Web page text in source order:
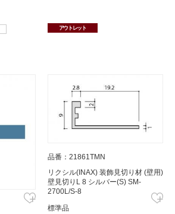
アウトレット
品番：21861TMN
リクシル(INAX) 装飾見切り材 (壁用)
壁見切りL 8 シルバー(S) SM-
2700L/S-8
標準品